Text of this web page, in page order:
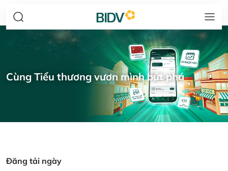
Cùng Tiểu thương vươn mình bứt phá
Đăng tải ngày